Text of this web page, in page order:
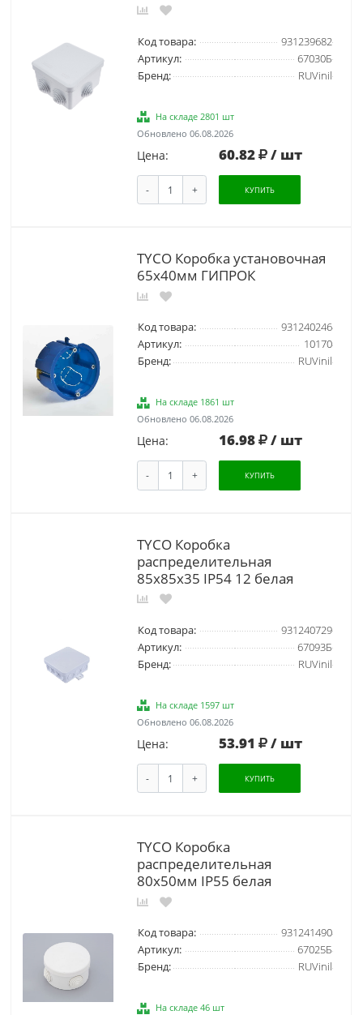
Код товара:
931239682
Артикул:
67030Б
Бренд:
RUVinil
На складе 2801 шт
Обновлено 06.08.2026
Цена: 60.82 / шт
- + КУПИТЬ
TYCO Коробка установочная
65х40мм ГИПРОК
Код товара:
931240246
Артикул:
10170
Бренд:
RUVinil
На складе 1861 шт
Обновлено 06.08.2026
Цена: 16.98 / шт
- + КУПИТЬ
TYCO Коробка
распределительная
85х85х35 IP54 12 белая
Код товара:
931240729
Артикул:
67093Б
Бренд:
RUVinil
На складе 1597 шт
Обновлено 06.08.2026
Цена: 53.91 / шт
- + КУПИТЬ
TYCO Коробка
распределительная
80х50мм IP55 белая
Код товара:
931241490
Артикул:
67025Б
Бренд:
RUVinil
На складе 46 шт